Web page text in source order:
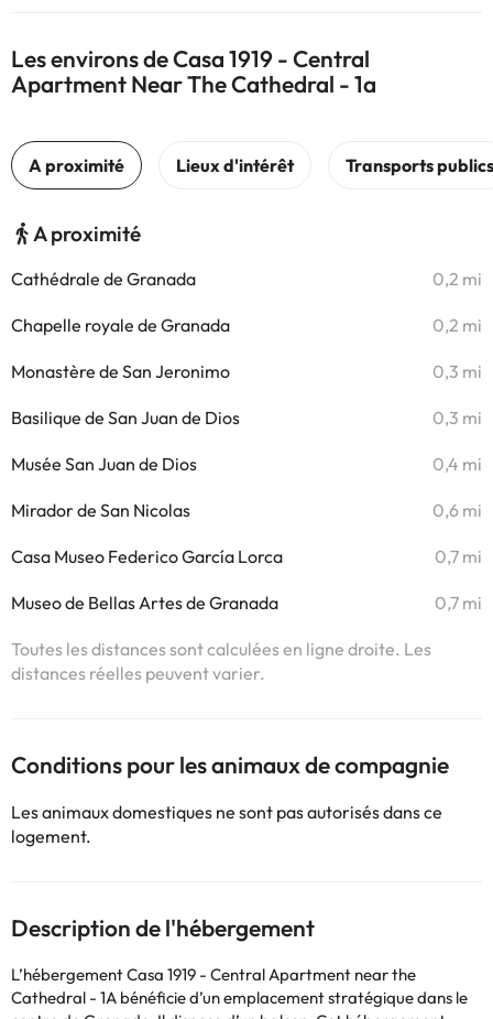
Les environs de Casa 1919 - Central
Apartment Near The Cathedral - 1a
A proximité
Cathédrale de Granada 0,2 mi
Chapelle royale de Granada 0,2 mi
Monastère de San Jeronimo 0,3 mi
Basilique de San Juan de Dios 0,3 mi
Musée San Juan de Dios 0,4 mi
Mirador de San Nicolas 0,6 mi
Casa Museo Federico García Lorca 0,7 mi
Museo de Bellas Artes de Granada 0,7 mi
Toutes les distances sont calculées en ligne droite. Les
distances réelles peuvent varier.
Conditions pour les animaux de compagnie
Les animaux domestiques ne sont pas autorisés dans ce
logement.
Description de l'hébergement
L’hébergement Casa 1919 - Central Apartment near the
Cathedral - 1A bénéficie d’un emplacement stratégique dans le